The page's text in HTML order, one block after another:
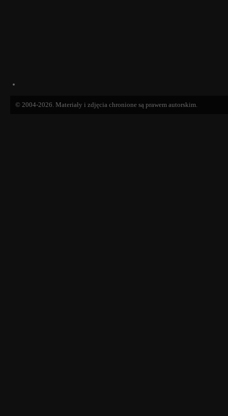
© 2004-2026. Materiały i zdjęcia chronione są prawem autorskim.